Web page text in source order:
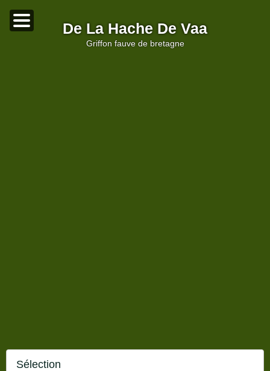
De La Hache De Vaa
griffon fauve de bretagne
Sélection